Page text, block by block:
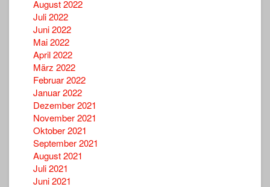
August 2022
Juli 2022
Juni 2022
Mai 2022
April 2022
März 2022
Februar 2022
Januar 2022
Dezember 2021
November 2021
Oktober 2021
September 2021
August 2021
Juli 2021
Juni 2021